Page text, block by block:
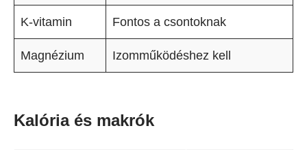
K-vitamin Fontos a csontoknak
Magnézium Izomműködéshez kell
Kalória és makrók